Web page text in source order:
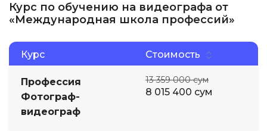
Курс по обучению на видеографа от
«Международная школа профессий»
Курс Стоимость
Профессия
Фотограф-
видеограф
13 359 000 сум
8 015 400 сум